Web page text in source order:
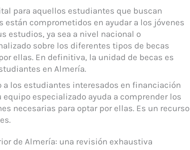
para aquellos estudiantes que buscan
comprometidos en ayudar a los jóvenes
estudios, ya sea a nivel nacional o
sobre los diferentes tipos de becas
ellas. En definitiva, la unidad de becas es
en Almería.
los estudiantes interesados en financiación
especializado ayuda a comprender los
necesarias para optar por ellas. Es un recurso
de Almería: una revisión exhaustiva